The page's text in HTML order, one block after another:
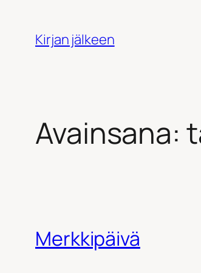
sisältöönKirjan jälkeen
Avainsana:
Merkkipäivä